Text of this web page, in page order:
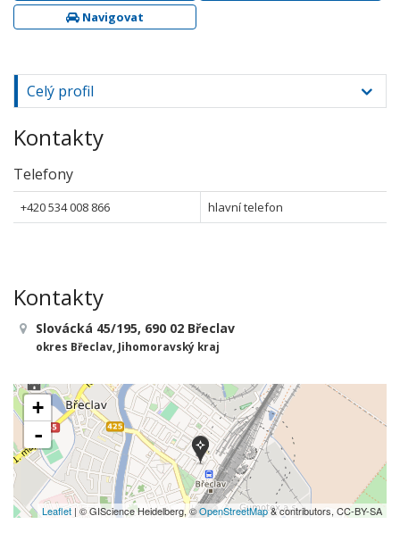
Navigovat
Celý profil
Kontakty
Telefony
+420 534 008 866 hlavní telefon
Kontakty
Slovácká 45/195, 690 02 Břeclav
okres Břeclav, Jihomoravský kraj
+
-
Leaflet | © GIScience Heidelberg, ©OpenStreetMap& contributors, CC-BY-SA